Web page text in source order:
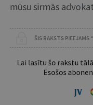
mūsu sirmās
ŠIS RAKSTS PIEEJAMS
Lai lasītu šo rakstu
Esošos